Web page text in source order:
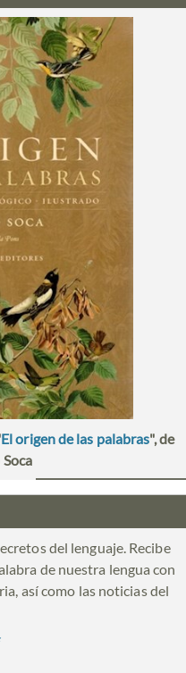
El origen de las palabras", de
del lenguaje. Recibe
de nuestra lengua con
así como las noticias del